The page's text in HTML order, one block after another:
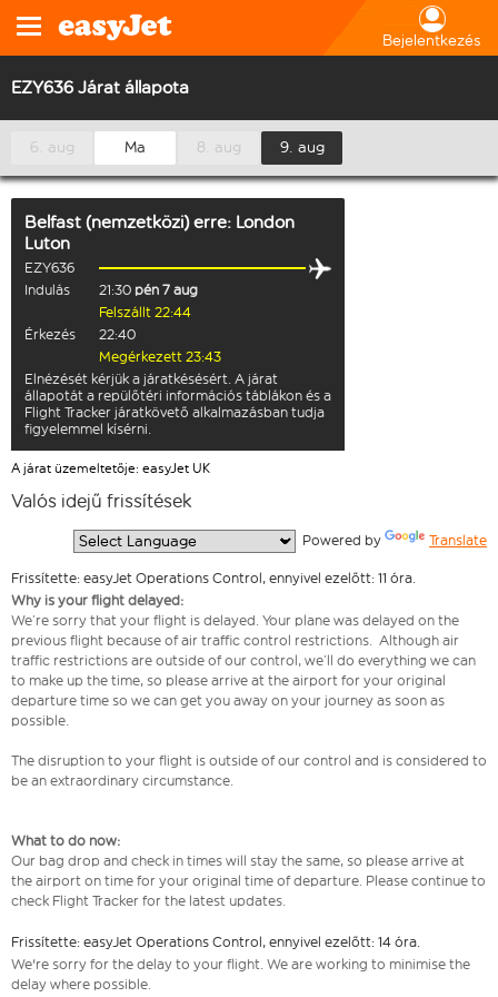
Bejelentkezés
EZY636 Járat állapota
6. aug Ma 8. aug 9. aug
Belfast (nemzetközi)erre: London
Luton
EZY636
Indulás
21:30 pén 7 aug
Felszállt 22:44
Érkezés
22:40
Megérkezett 23:43
Elnézését kérjük a járatkésésért. A járat
állapotát a repülőtéri információs táblákon és a
Flight Tracker járatkövető alkalmazásban tudja
figyelemmel kísérni.
A járat üzemeltetője: easyJet UK
Valós idejű frissítések
Powered by Translate
Frissítette: easyJet Operations Control, ennyivel ezelőtt: 11 óra.
Why is your flight delayed:
We’re sorry that your flight is delayed. Your plane was delayed on the
previous flight because of air traffic control restrictions. Although air
traffic restrictions are outside of our control, we’ll do everything we can
to make up the time, so please arrive at the airport for your original
departure time so we can get you away on your journey as soon as
possible.
The disruption to your flight is outside of our control and is considered to
be an extraordinary circumstance.
What to do now:
Our bag drop and check in times will stay the same, so please arrive at
the airport on time for your original time of departure. Please continue to
check Flight Tracker for the latest updates.
Frissítette: easyJet Operations Control, ennyivel ezelőtt: 14 óra.
We're sorry for the delay to your flight. We are working to minimise the
delay where possible.